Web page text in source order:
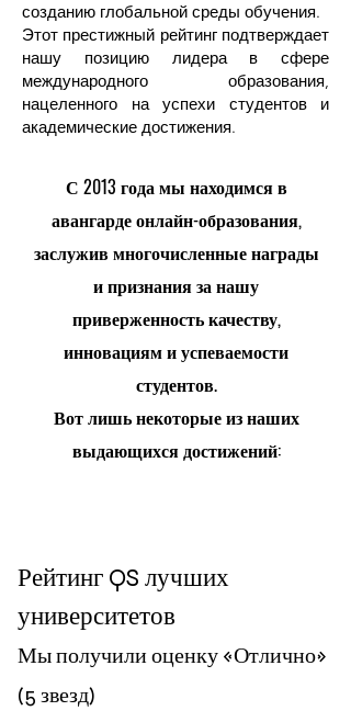
созданию глобальной среды обучения.
Этот престижный рейтинг подтверждает
нашу позицию лидера в сфере
международного образования,
нацеленного на успехи студентов и
академические достижения.
С 2013 года мы находимся в
авангарде онлайн-образования,
заслужив многочисленные награды
и признания за нашу
приверженность качеству,
инновациям и успеваемости
студентов.
Вот лишь некоторые из наших
выдающихся достижений:
Рейтинг QS лучших
университетов
Мы получили оценку «Отлично»
(5 звезд)